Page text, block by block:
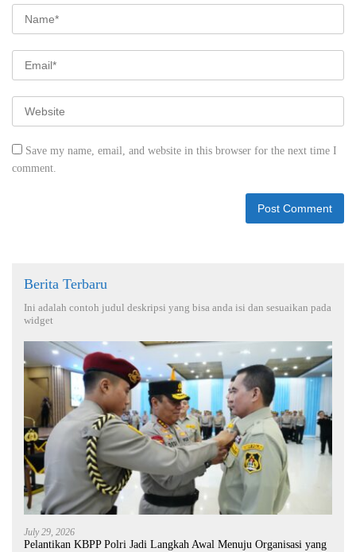
Save my name, email, and website in this browser for the next time I
comment.
Berita Terbaru
Ini adalah contoh judul deskripsi yang bisa anda isi dan sesuaikan pada
widget
July 29, 2026
Pelantikan KBPP Polri Jadi Langkah Awal Menuju Organisasi yang